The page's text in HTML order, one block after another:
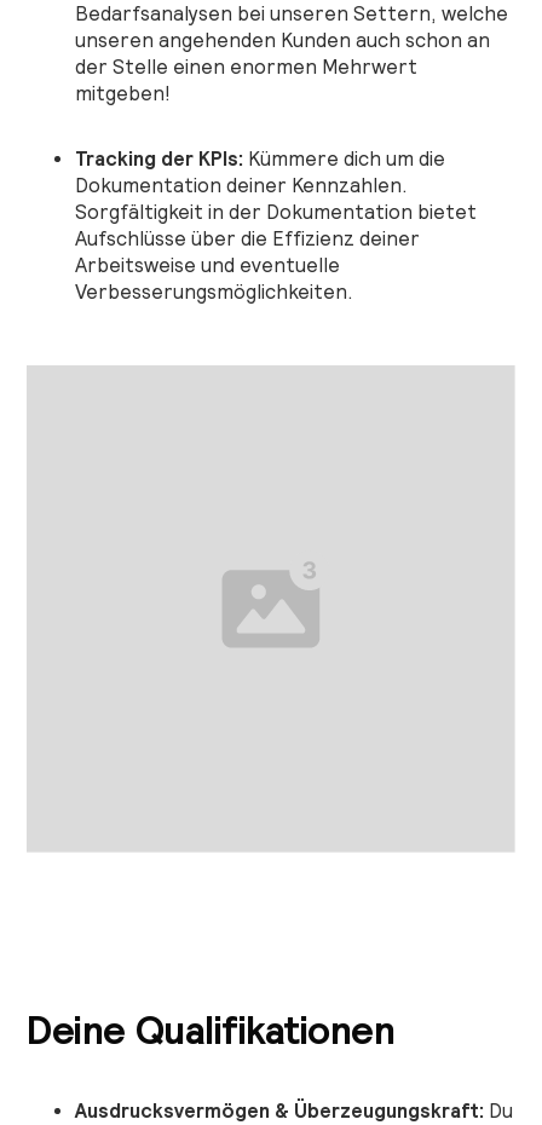
Bedarfsanalysen bei unseren Settern, welche
unseren angehenden Kunden auch schon an
der Stelle einen enormen Mehrwert
mitgeben!
Tracking der KPIs: Kümmere dich um die
Dokumentation deiner Kennzahlen.
Sorgfältigkeit in der Dokumentation bietet
Aufschlüsse über die Effizienz deiner
Arbeitsweise und eventuelle
Verbesserungsmöglichkeiten.
Deine Qualifikationen
Ausdrucksvermögen & Überzeugungskraft: Du